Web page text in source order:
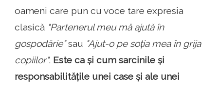
oameni care pun cu voce tare expresia
clasică "Partenerul meu mă ajută în
gospodărie"sau "Ajut-o pe soția mea în grija
copiilor". Este ca și cum sarcinile și
responsabilitățile unei case și ale unei